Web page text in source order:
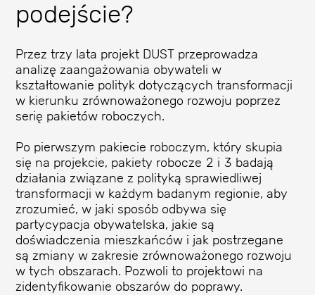
podejście?
Przez trzy lata projekt DUST przeprowadza
analizę zaangażowania obywateli w
kształtowanie polityk dotyczących transformacji
w kierunku zrównoważonego rozwoju poprzez
serię pakietów roboczych.
Po pierwszym pakiecie roboczym, który skupia
się na projekcie, pakiety robocze 2 i 3 badają
działania związane z polityką sprawiedliwej
transformacji w każdym badanym regionie, aby
zrozumieć, w jaki sposób odbywa się
partycypacja obywatelska, jakie są
doświadczenia mieszkańców i jak postrzegane
są zmiany w zakresie zrównoważonego rozwoju
w tych obszarach. Pozwoli to projektowi na
zidentyfikowanie obszarów do poprawy.